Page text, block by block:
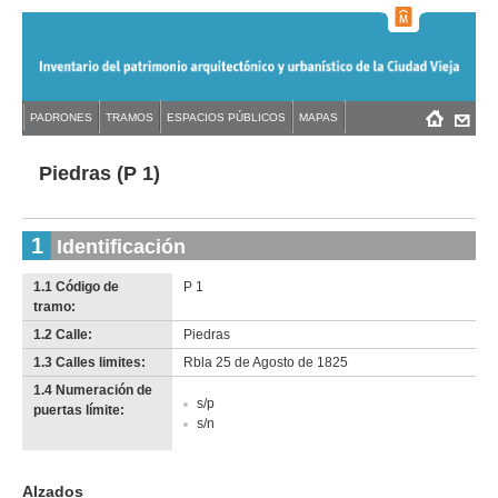
navigation
Back
topPiedras (P 1)
1 Identificación
1.1 Código de
tramo:
P 1
1.2 Calle:
Piedras
1.3 Calles limites:
Rbla 25 de Agosto de 1825
1.4 Numeración de
puertas límite:
s/p
s/n
Alzados
Back
to Menú
PADRONES TRAMOS ESPACIOS PÚBLICOS MAPAS